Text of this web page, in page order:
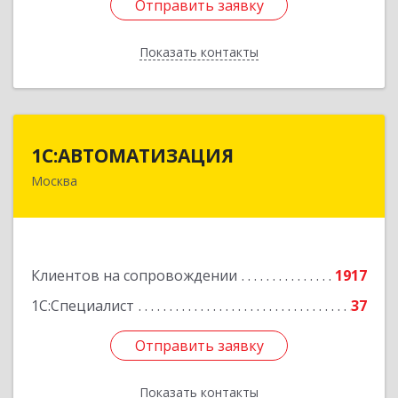
Отправить заявку
Показать контакты
Отправить заявку
Назад
1С:АВТОМАТИЗАЦИЯ
Москва
Клиентов на сопровождении
1917
1С:Специалист
37
Отправить заявку
Показать контакты
111024, Москва г, Энтузиастов 1-я ул, дом №
Отправить заявку
Назад